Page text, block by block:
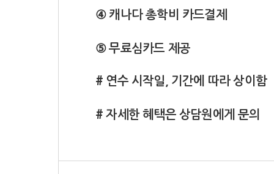
④ 캐나다 총학비 카드결제
⑤ 무료심카드 제공
# 연수 시작일, 기간에 따라 상이함
# 자세한 혜택은 상담원에게 문의